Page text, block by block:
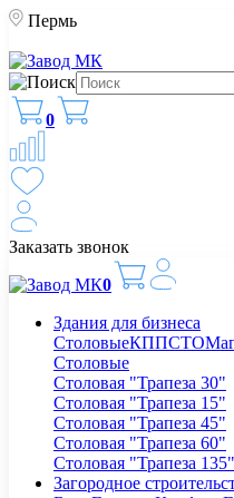
Пермь
0
Заказать звонок
0
Здания для бизнеса
СтоловыеКППСТО
Столовые
Столовая "Трапеза 30"
Столовая "Трапеза 15"
Столовая "Трапеза 45"
Столовая "Трапеза 60"
Столовая "Трапеза 135"
Загородное